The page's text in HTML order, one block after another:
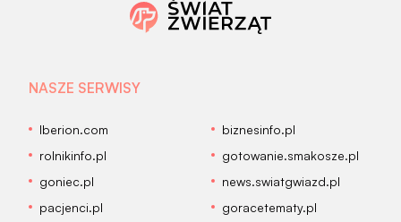
NASZE SERWISY
Iberion.com
biznesinfo.pl
rolnikinfo.pl
gotowanie.smakosze.pl
goniec.pl
news.swiatgwiazd.pl
pacjenci.pl
goracetematy.pl